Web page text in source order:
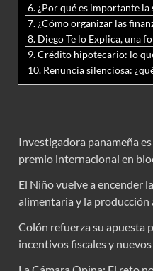
6. ¿Por qué es importante la
7. ¿Cómo organizar las
10. Renuncia silenciosa:
Investigadora panameña
premio internacional en
El Niño vuelve a encender
alimentaria y la producción
Colón refuerza su apuesta
incentivos fiscales y